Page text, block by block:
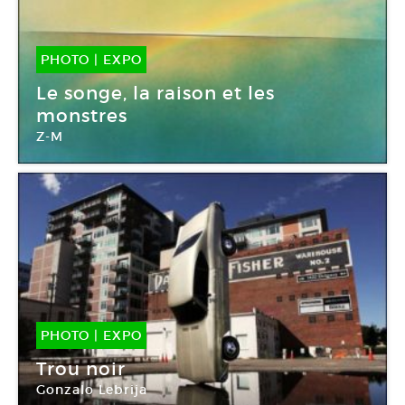
PHOTO | EXPO
01 Mar -25 Fév 2012
Le songe, la raison et les
monstres
Z-M
PHOTO EXPO
02 Mar -07 Avr 2012
Trou noir
Gonzalo Lebrija